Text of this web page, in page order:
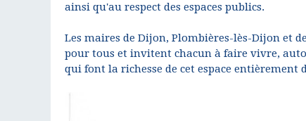
ainsi qu'au respect des espaces publics.
Les maires de Dijon, Plombières-lès-Dijon et
pour tous et invitent chacun à faire vivre,
qui font la richesse de cet espace